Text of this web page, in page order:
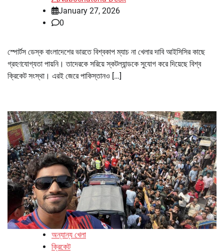
January 27, 2026
0
স্পোর্টস ডেস্ক বাংলাদেশের ভারতে বিশ্বকাপ ম্যাচ না খেলার দাবি আইসিসির কাছে
গ্রহণযোগ্যতা পায়নি। তাদেরকে সরিয়ে স্কটল্যান্ডকে সুযোগ করে দিয়েছে বিশ্ব
ক্রিকেট সংস্থা। এরই জেরে পাকিস্তানও […]
অন্যান্য খেলা
ক্রিকেট